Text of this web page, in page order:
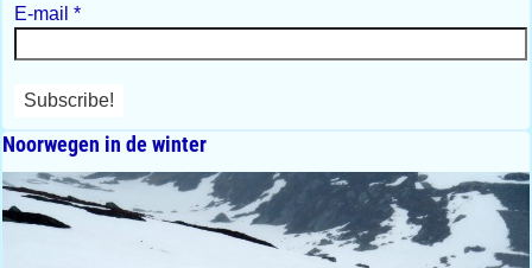
E-mail *
Noorwegen in de winter